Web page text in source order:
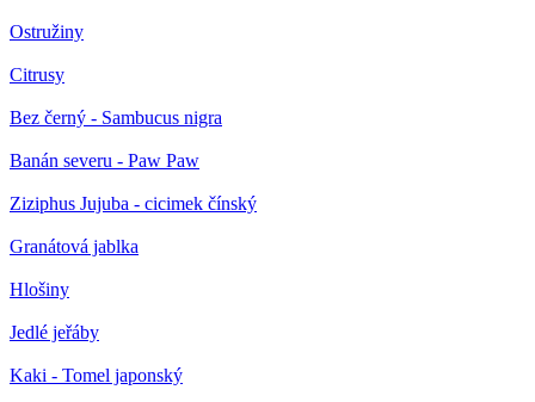
Ostružiny
Citrusy
Bez černý - Sambucus nigra
Banán severu - Paw Paw
Ziziphus Jujuba - cicimek čínský
Granátová jablka
Hlošiny
Jedlé jeřáby
Kaki - Tomel japonský